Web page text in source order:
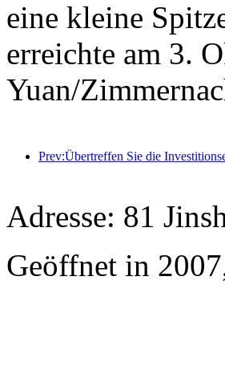
eine kleine
erreichte am 3.
Yuan/
Adresse: 81
Geöffnet in